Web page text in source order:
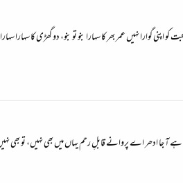
نہیں عمر بھر کا سہارا بنو تو بنو، دو گھڑی کا سہارا سہارا
ادھر اے پروانے قابلِ رحم یہاں میں بھی نہیں، تو بھی